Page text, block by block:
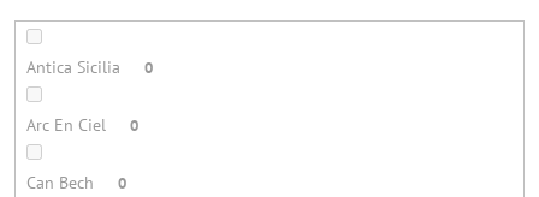
Antica Sicilia 0
Arc En Ciel 0
Can Bech 0